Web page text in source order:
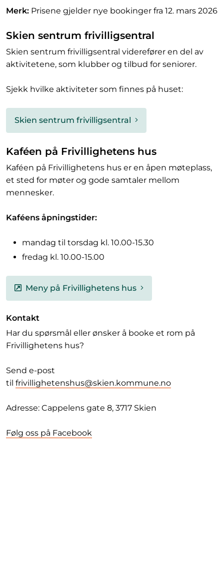
Merk: Prisene gjelder nye bookinger fra 12. mars 2026
Skien sentrum frivilligsentral
Skien sentrum frivilligsentral viderefører en del av
aktivitetene, som klubber og tilbud for seniorer.
Sjekk hvilke aktiviteter som finnes på huset:
Skien sentrum frivilligsentral
Kaféen på Frivillighetens hus
Kaféen på Frivillighetens hus er en åpen møteplass,
et sted for møter og gode samtaler mellom
mennesker.
Kaféens åpningstider:
mandag til torsdag kl. 10.00-15.30
fredag kl. 10.00-15.00
Meny på Frivillighetens hus
Kontakt
Har du spørsmål eller ønsker å booke et rom på
Frivillighetens hus?
Send e-post
til frivillighetenshus@skien.kommune.no
Adresse: Cappelens gate 8, 3717 Skien
Følg oss på Facebook